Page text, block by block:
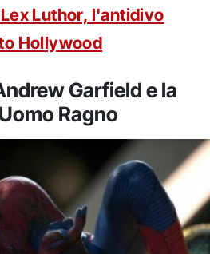
Luthor, l'antidivo
Hollywood
Garfield e la
Ragno